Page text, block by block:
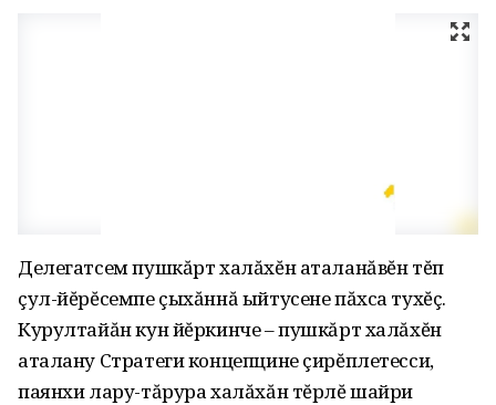
Делегатсем пушкăрт халăхĕн аталанăвĕн тĕп
çул-йĕрĕсемпе çыхăннă ыйтусене пăхса тухĕç.
Курултайăн кун йĕркинче – пушкăрт халăхĕн
аталану Стратеги концепцине çирĕплетесси‚
паянхи лару-тăрура халăхăн тĕрлĕ шайри